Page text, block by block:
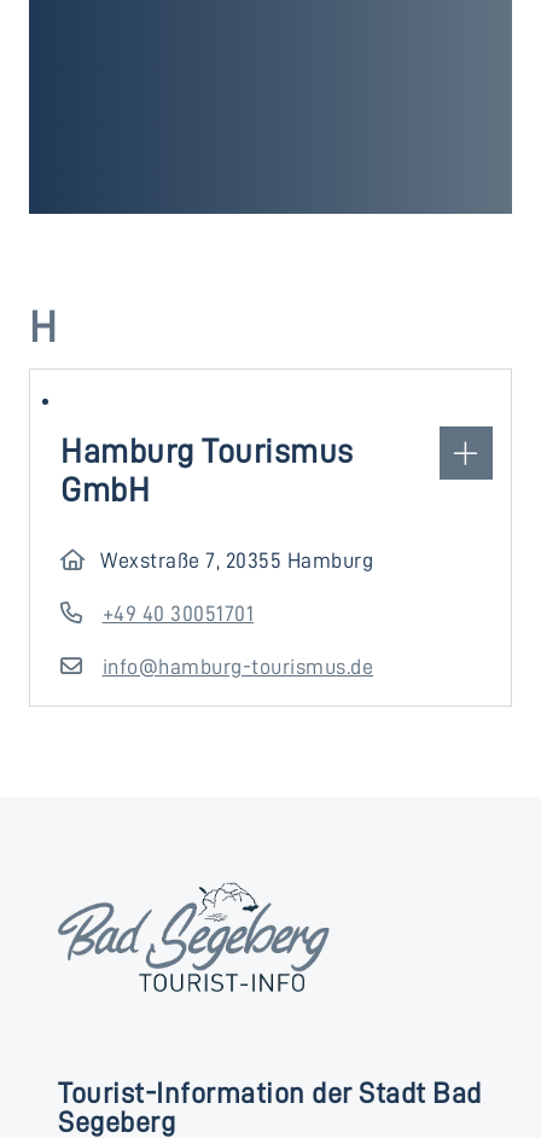
H
Hamburg Tourismus
GmbH
Wexstraße 7, 20355 Hamburg
+49 40 30051701
info@hamburg-tourismus.de
Tourist-Information der Stadt Bad
Segeberg